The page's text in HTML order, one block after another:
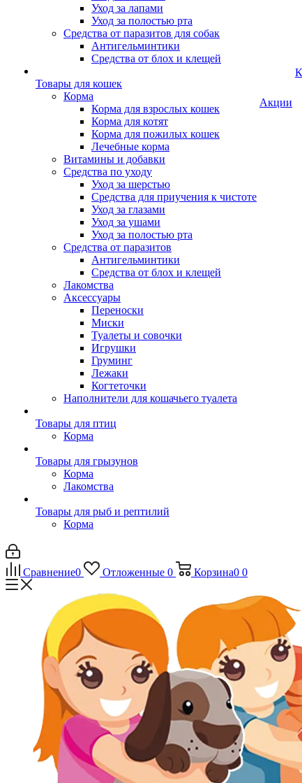
Уход за лапами
Уход за полостью рта
Средства от паразитов для собак
Антигельминтики
Средства от блох и клещей
Товары для кошек
Корма
Корма для взрослых кошек
Корма для котят
Корма для пожилых кошек
Лечебные корма
Витамины и добавки
Средства по уходу
Уход за шерстью
Средства для приучения к чистоте
Уход за глазами
Уход за ушами
Уход за полостью рта
Средства от паразитов
Антигельминтики
Средства от блох и клещей
Лакомства
Аксессуары
Переноски
Миски
Туалеты и совочки
Игрушки
Груминг
Лежаки
Когтеточки
Наполнители для кошачьего туалета
Товары для птиц
Корма
Товары для грызунов
Корма
Лакомства
Товары для рыб и рептилий
Корма
Акции
Сравнение0 Отложенные 0 Корзина0 0